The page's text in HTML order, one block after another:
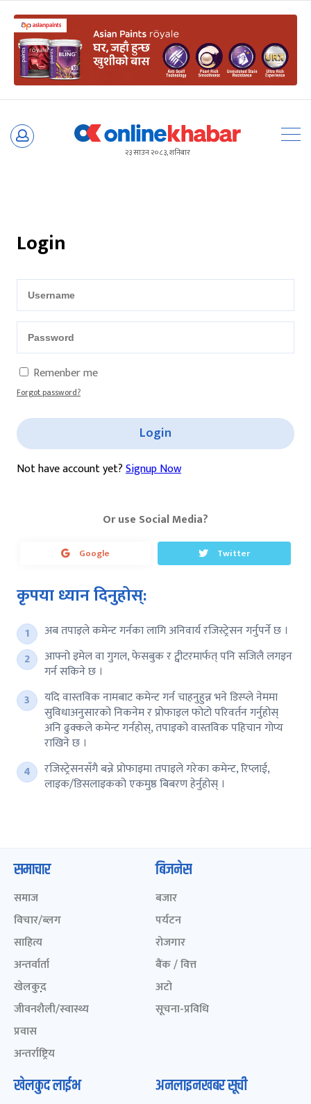
Skip
२३ साउन २०८३, शनिबार
Login
Remenber me
Forgot password?
Login
Not have account yet?Signup Now
Or use Social Media?
Google Twitter
कृपया ध्यान दिनुहोस्:
अब तपाइले कमेन्ट गर्नका लागि अनिवार्य रजिस्ट्रेसन गर्नुपर्ने छ ।
आफ्नो इमेल वा गुगल, फेसबुक र ट्वीटरमार्फत् पनि सजिलै लगइन
गर्न सकिने छ ।
यदि वास्तविक नामबाट कमेन्ट गर्न चाहनुहुन्न भने डिस्प्ले नेममा
सुविधाअनुसारको निकनेम र प्रोफाइल फोटो परिवर्तन गर्नुहोस्
अनि ढुक्कले कमेन्ट गर्नहोस्, तपाइको वास्तविक पहिचान गोप्य
राखिने छ ।
रजिस्ट्रेसनसँगै बन्ने प्रोफाइमा तपाइले गरेका कमेन्ट, रिप्लाई,
लाइक/डिसलाइकको एकमुष्ठ बिबरण हेर्नुहोस् ।
समाचार
समाज
विचार/ब्लग
साहित्य
अन्तर्वार्ता
खेलकुद़़
जीवनशैली/स्वास्थ्य
प्रवास
अन्तर्राष्ट्रिय
बिजनेस
बजार
पर्यटन
रोजगार
बैंक / वित्त
अटो
सूचना-प्रविधि
खेलकुद लाईभ अनलाइनखबर सूची